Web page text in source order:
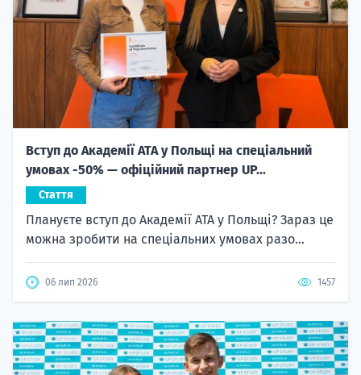
Вступ до Академії ATA у Польщі на спеціальний
умовах -50% — офіційний партнер UP...
Стаття
Плануєте вступ до Академії ATA у Польщі? Зараз це
можна зробити на спеціальних умовах разо...
06 лип 2026 1457